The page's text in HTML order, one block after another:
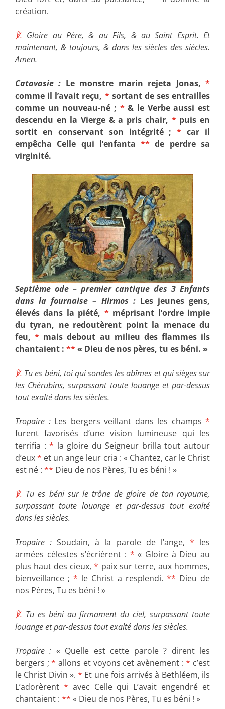
création.
℣. Gloire au Père, & au Fils, & au Saint Esprit. Et
maintenant, & toujours, & dans les siècles des siècles.
Amen.
Catavasie : Le monstre marin rejeta Jonas,*
comme il l’avait reçu, *sortant de ses entrailles
comme un nouveau-né ; *& le Verbe aussi est
descendu en la Vierge & a pris chair, *puis en
sortit en conservant son intégrité ;* car il
empêcha Celle qui l’enfanta** de perdre sa
virginité.
Septième ode – premier cantique des 3 Enfants
dans la fournaise – Hirmos :Les jeunes gens,
élevés dans la piété, *méprisant l’ordre impie
du tyran, ne redoutèrent point la menace du
feu,* mais debout au milieu des flammes ils
chantaient : **« Dieu de nos pères, tu es béni. »
℣. Tu es béni, toi qui sondes les abîmes et qui sièges sur
les Chérubins, surpassant toute louange et par-dessus
tout exalté dans les siècles.
Tropaire : Les bergers veillant dans les champs *
furent favorisés d’une vision lumineuse qui les
terrifia :* la gloire du Seigneur brilla tout autour
d’eux* et un ange leur cria : « Chantez, car le Christ
est né : ** Dieu de nos Pères, Tu es béni ! »
℣. Tu es béni sur le trône de gloire de ton royaume,
surpassant toute louange et par-dessus tout exalté
dans les siècles.
Tropaire :Soudain, à la parole de l’ange, * les
armées célestes s’écrièrent : * « Gloire à Dieu au
plus haut des cieux,* paix sur terre, aux hommes,
bienveillance ; * le Christ a resplendi. ** Dieu de
nos Pères, Tu es béni ! »
℣. Tu es béni au firmament du ciel, surpassant toute
louange et par-dessus tout exalté dans les siècles.
Tropaire : « Quelle est cette parole ? dirent les
bergers ;* allons et voyons cet avènement :* c’est
le Christ Divin ».* Et une fois arrivés à Bethléem, ils
L’adorèrent * avec Celle qui L’avait engendré et
chantaient : ** « Dieu de nos Pères, Tu es béni ! »